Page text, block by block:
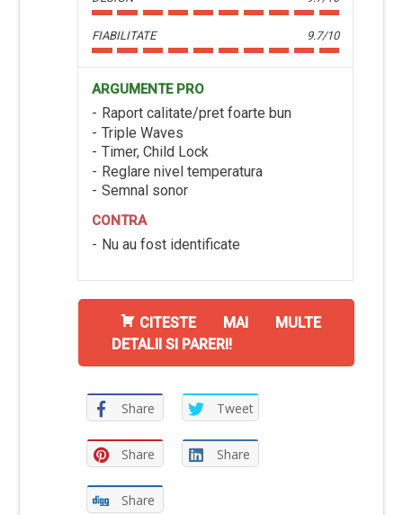
FIABILITATE 9.7/10
ARGUMENTE PRO
Raport calitate/pret foarte bun
Triple Waves
Timer, Child Lock
Reglare nivel temperatura
Semnal sonor
CONTRA
Nu au fost identificate
CITESTE MAI MULTE
DETALII SI PARERI!
Share Tweet
Share Share
Share